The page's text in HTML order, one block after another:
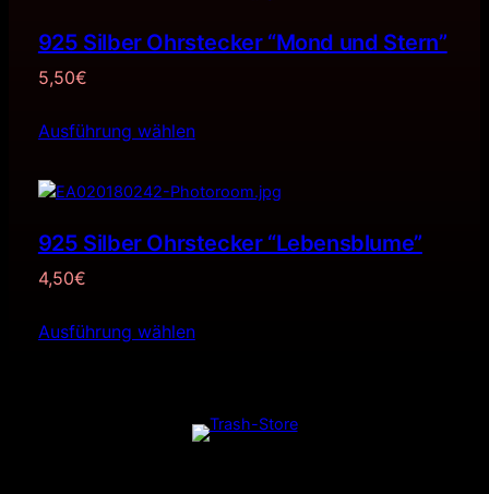
925 Silber Ohrstecker “Mond und Stern”
5,50€
Ausführung wählen
925 Silber Ohrstecker “Lebensblume”
4,50€
Ausführung wählen